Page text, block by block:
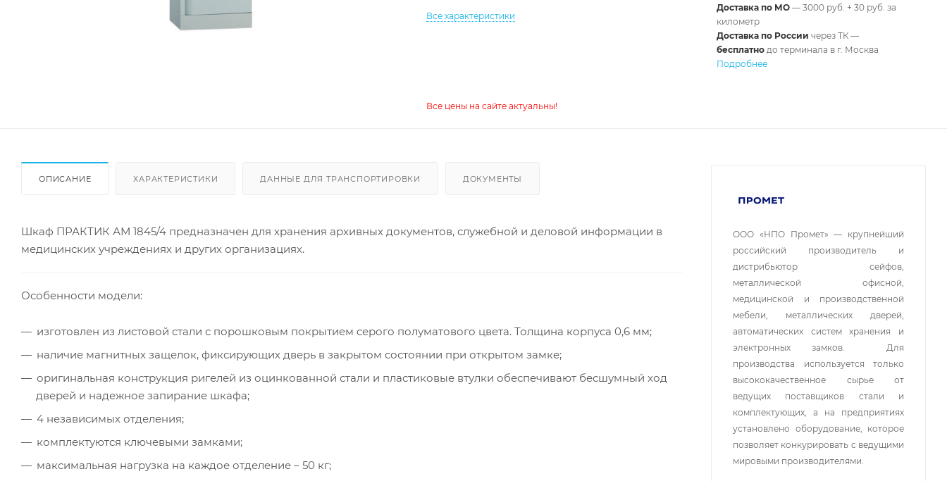
Все характеристики
Доставка по МО— 3000 руб. + 30 руб. за
километр
Доставка по России через ТК —
бесплатнодо терминала в г. Москва
Подробнее
Все цены на сайте актуальны!
ОПИСАНИЕ ХАРАКТЕРИСТИКИ ДАННЫЕ ДЛЯ ТРАНСПОРТИРОВКИ ДОКУМЕНТЫ
Шкаф ПРАКТИК АМ 1845/4 предназначен для хранения архивных документов, служебной и деловой информации в
медицинских учреждениях и других организациях.
Особенности модели:
изготовлен из листовой стали с порошковым покрытием серого полуматового цвета. Толщина корпуса 0,6 мм;
наличие магнитных защелок, фиксирующих дверь в закрытом состоянии при открытом замке;
оригинальная конструкция ригелей из оцинкованной стали и пластиковые втулки обеспечивают бесшумный ход
дверей и надежное запирание шкафа;
4 независимых отделения;
комплектуются ключевыми замками;
максимальная нагрузка на каждое отделение – 50 кг;
ООО «НПО Промет» — крупнейший
российский производитель и
дистрибьютор сейфов,
металлической офисной,
медицинской и производственной
мебели, металлических дверей,
автоматических систем хранения и
электронных замков.
Для
производства используется только
высококачественное сырье от
ведущих поставщиков стали и
комплектующих, а на предприятиях
установлено оборудование, которое
позволяет конкурировать с ведущими
мировыми производителями.